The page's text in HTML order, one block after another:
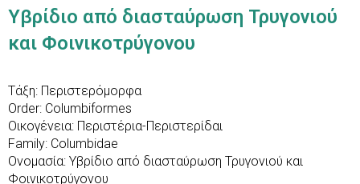
Υβρίδιο από διασταύρωση Τρυγονιού
και Φοινικοτρύγονου
Τάξη: Περιστερόμορφα
Order: Columbiformes
Οικογένεια: Περιστέρια-Περιστερίδαι
Family: Columbidae
Ονομασία: Υβρίδιο από διασταύρωση Τρυγονιού και
Φοινικοτρύγονου